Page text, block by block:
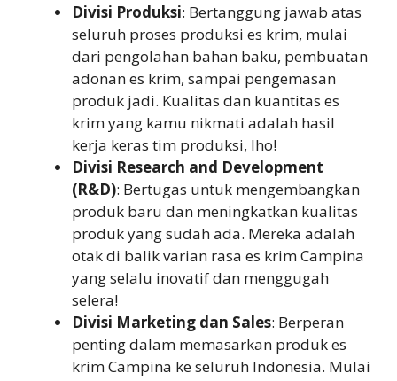
Divisi Produksi: Bertanggung jawab atas
seluruh proses produksi es krim, mulai
dari pengolahan bahan baku, pembuatan
adonan es krim, sampai pengemasan
produk jadi. Kualitas dan kuantitas es
krim yang kamu nikmati adalah hasil
kerja keras tim produksi, lho!
Divisi Research and Development
(R&D): Bertugas untuk mengembangkan
produk baru dan meningkatkan kualitas
produk yang sudah ada. Mereka adalah
otak di balik varian rasa es krim Campina
yang selalu inovatif dan menggugah
selera!
Divisi Marketing dan Sales: Berperan
penting dalam memasarkan produk es
krim Campina ke seluruh Indonesia. Mulai